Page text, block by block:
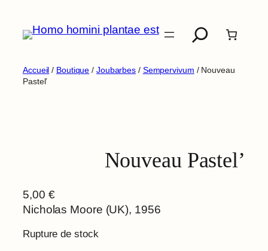
contenu
Accueil / Boutique / Joubarbes / Sempervivum / Nouveau
Pastel’
Nouveau Pastel’
5,00 €
Nicholas Moore (UK), 1956
Rupture de stock